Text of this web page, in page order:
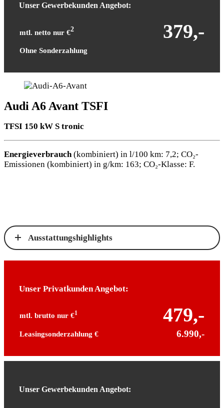
Unser Gewerbekunden Angebot:
mtl. netto nur €2 379,-
Ohne Sonderzahlung
Audi A6 Avant TSFI
TFSI 150 kW S tronic
Energieverbrauch (kombiniert) in l/100 km: 7,2; CO₂-
Emissionen (kombiniert) in g/km: 163; CO₂-Klasse: F.
Ausstattungshighlights
Unser Privatkunden Angebot:
mtl. brutto nur €1 479,-
Leasingsonderzahlung € 6.990,-
Unser Gewerbekunden Angebot: